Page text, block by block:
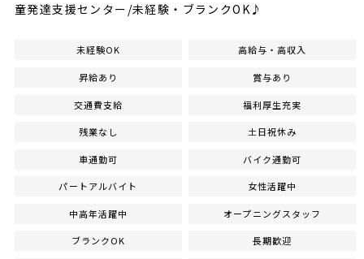
童発達支援センター/未経験・ブランクOK♪
未経験OK 高給与・高収入
昇給あり 賞与あり
交通費支給 福利厚生充実
残業なし 土日祝休み
車通勤可 バイク通勤可
パートアルバイト 女性活躍中
中高年活躍中 オープニングスタッフ
ブランクOK 長期歓迎